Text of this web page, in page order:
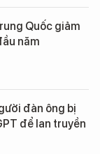
Quốc giảm
năm
đàn ông bị
để lan truyền